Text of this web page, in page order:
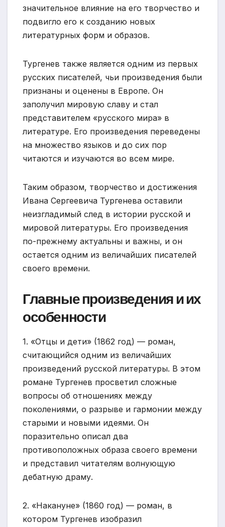
значительное влияние на его творчество и
подвигло его к созданию новых
литературных форм и образов.
Тургенев также является одним из первых
русских писателей, чьи произведения были
признаны и оценены в Европе. Он
заполучил мировую славу и стал
представителем «русского мира» в
литературе. Его произведения переведены
на множество языков и до сих пор
читаются и изучаются во всем мире.
Таким образом, творчество и достижения
Ивана Сергеевича Тургенева оставили
неизгладимый след в истории русской и
мировой литературы. Его произведения
по-прежнему актуальны и важны, и он
остается одним из величайших писателей
своего времени.
Главные произведения и их
особенности
1. «Отцы и дети» (1862 год) — роман,
считающийся одним из величайших
произведений русской литературы. В этом
романе Тургенев просветил сложные
вопросы об отношениях между
поколениями, о разрыве и гармонии между
старыми и новыми идеями. Он
поразительно описал два
противоположных образа своего времени
и представил читателям волнующую
дебатную драму.
2. «Накануне» (1860 год) — роман, в
котором Тургенев изобразил